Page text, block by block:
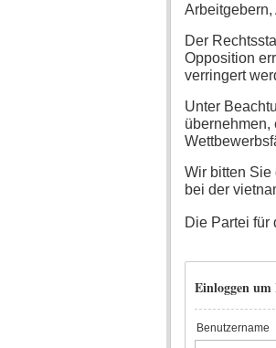
Arbeitgebern,
Der
Opposition
verringert
Unter
übernehmen,
Wir bitten Sie
bei der
Die Partei für
Einloggen um
Benutzername